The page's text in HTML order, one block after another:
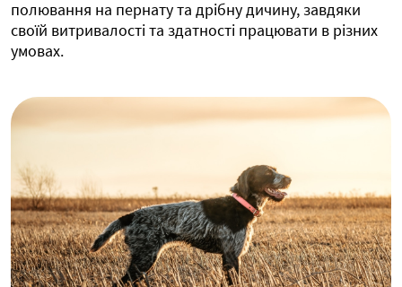
полювання на пернату та дрібну дичину, завдяки
своїй витривалості та здатності працювати в різних
умовах.